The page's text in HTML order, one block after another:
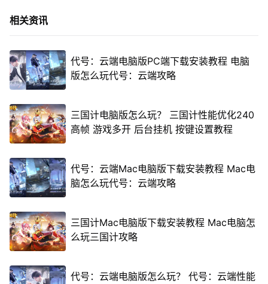
相关资讯
代号：云端电脑版PC端下载安装教程 电脑
版怎么玩代号：云端攻略
三国计电脑版怎么玩？ 三国计性能优化240
高帧 游戏多开 后台挂机 按键设置教程
代号：云端Mac电脑版下载安装教程 Mac电
脑怎么玩代号：云端攻略
三国计Mac电脑版下载安装教程 Mac电脑怎
么玩三国计攻略
代号：云端电脑版怎么玩？ 代号：云端性能